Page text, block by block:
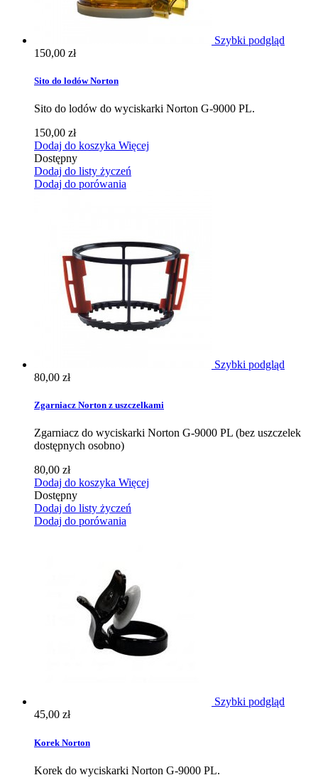
Szybki podgląd
150,00 zł
Sito do lodów Norton
Sito do lodów do wyciskarki Norton G-9000 PL.
150,00 zł
Dodaj do koszyka Więcej
Dostępny
Dodaj do listy życzeń
Dodaj do porówania
Szybki podgląd
80,00 zł
Zgarniacz Norton z uszczelkami
Zgarniacz do wyciskarki Norton G-9000 PL (bez uszczelek
dostępnych osobno)
80,00 zł
Dodaj do koszyka Więcej
Dostępny
Dodaj do listy życzeń
Dodaj do porówania
Szybki podgląd
45,00 zł
Korek Norton
Korek do wyciskarki Norton G-9000 PL.